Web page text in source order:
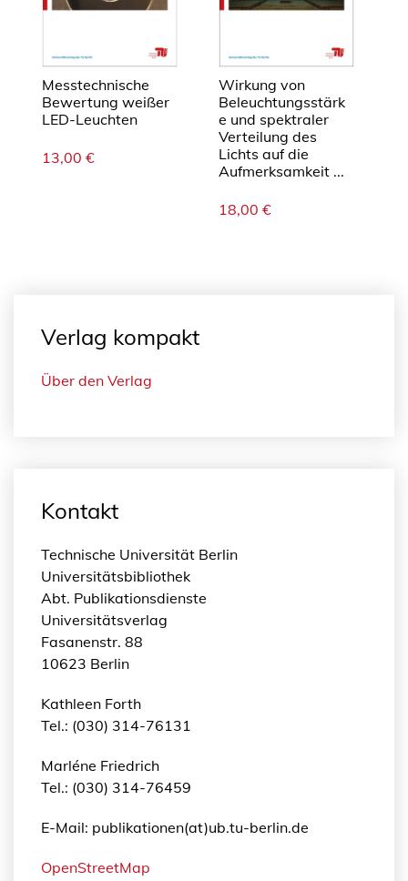
Messtechnische
Bewertung weißer
LED-Leuchten
13,00 €
Wirkung von
Beleuchtungsstärk
e und spektraler
Verteilung des
Lichts auf die
Aufmerksamkeit ...
18,00 €
Verlag kompakt
Über den Verlag
Kontakt
Technische Universität Berlin
Universitätsbibliothek
Abt. Publikationsdienste
Universitätsverlag
Fasanenstr. 88
10623 Berlin
Kathleen Forth
Tel.: (030) 314-76131
Marléne Friedrich
Tel.: (030) 314-76459
E-Mail: publikationen(at)ub.tu-berlin.de
OpenStreetMap